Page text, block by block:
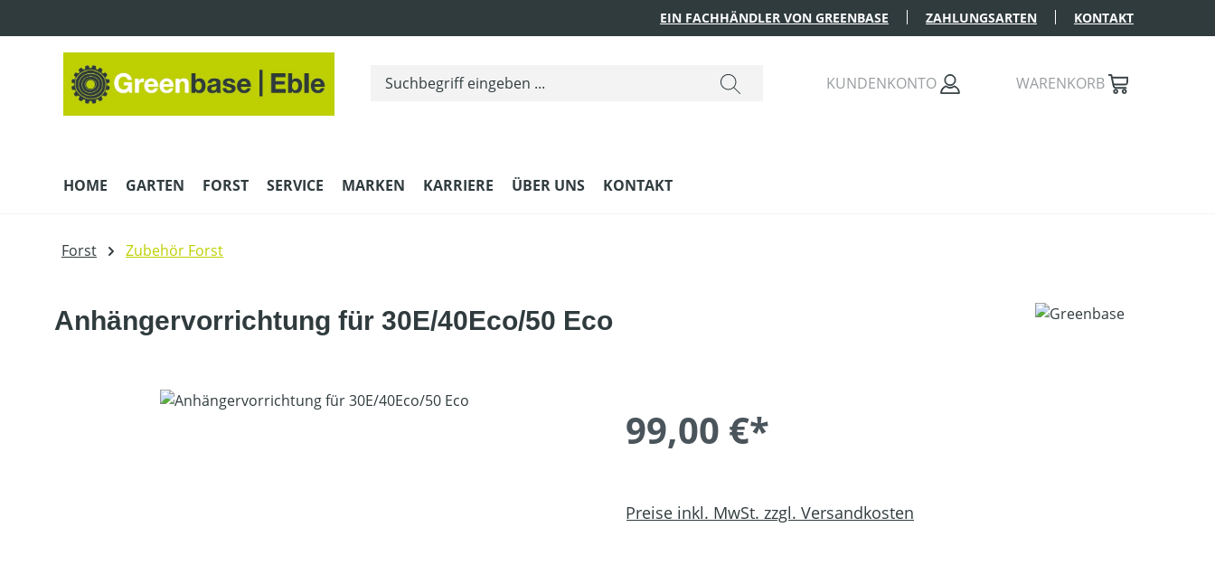
EIN FACHHÄNDLER VON GREENBASE ZAHLUNGSARTEN KONTAKT
KUNDENKONTO WARENKORB
HOME GARTEN FORST SERVICE MARKEN KARRIERE ÜBER UNS KONTAKT
Forst Zubehör Forst
Anhängervorrichtung für 30E/40Eco/50 Eco
Bildergalerie überspringen
99,00 €*
Preise inkl. MwSt. zzgl. Versandkosten